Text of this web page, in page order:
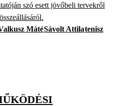
szó esett jövőbeli tervekről
MátéSávolt Attilatenisz